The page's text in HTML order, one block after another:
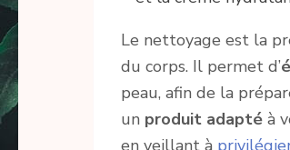
Le nettoyage est la
du corps. Il permet d’
peau, afin de la
un produit adapté à
en veillant à